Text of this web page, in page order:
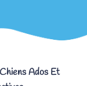
Ados Et